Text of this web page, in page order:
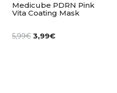
Medicube PDRN Pink
Vita Coating Mask
5,99€ 3,99€